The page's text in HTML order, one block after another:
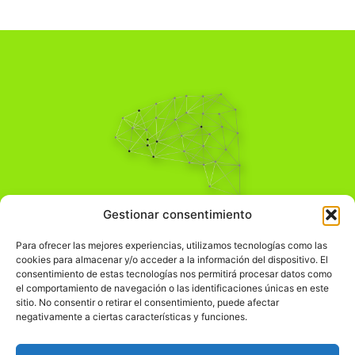
Gestionar consentimiento
Para ofrecer las mejores experiencias, utilizamos tecnologías como las
cookies para almacenar y/o acceder a la información del dispositivo. El
consentimiento de estas tecnologías nos permitirá procesar datos como
el comportamiento de navegación o las identificaciones únicas en este
sitio. No consentir o retirar el consentimiento, puede afectar
negativamente a ciertas características y funciones.
Pensamiento Crítico
Comprender el mundo para transformarlo.
Información Legal
჻Política de privacidad